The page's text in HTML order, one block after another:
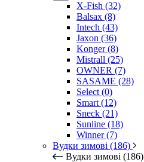
X-Fish (32)
Balsax (8)
Intech (43)
Jaxon (36)
Konger (8)
Mistrall (25)
OWNER (7)
SASAME (28)
Select (0)
Smart (12)
Sneck (21)
Sunline (18)
Winner (7)
Вудки зимові (186)
Вудки зимові (186)